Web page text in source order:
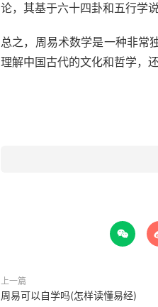
论，其基于六十四卦和五行学
总之，周易术数学是一种非常
理解中国古代的文化和哲学，

上一篇
周易可以自学吗(怎样读懂易经)